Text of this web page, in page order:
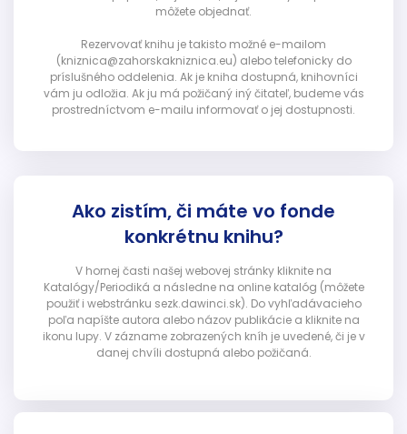
môžete objednať.
Rezervovať knihu je takisto možné e-mailom
(kniznica@zahorskakniznica.eu) alebo telefonicky do
príslušného oddelenia. Ak je kniha dostupná, knihovníci
vám ju odložia. Ak ju má požičaný iný čitateľ, budeme vás
prostredníctvom e-mailu informovať o jej dostupnosti.
Ako zistím, či máte vo fonde
konkrétnu knihu?
V hornej časti našej webovej stránky kliknite na
Katalógy/Periodiká a následne na online katalóg (môžete
použiť i webstránku sezk.dawinci.sk). Do vyhľadávacieho
poľa napíšte autora alebo názov publikácie a kliknite na
ikonu lupy. V zázname zobrazených kníh je uvedené, či je v
danej chvíli dostupná alebo požičaná.